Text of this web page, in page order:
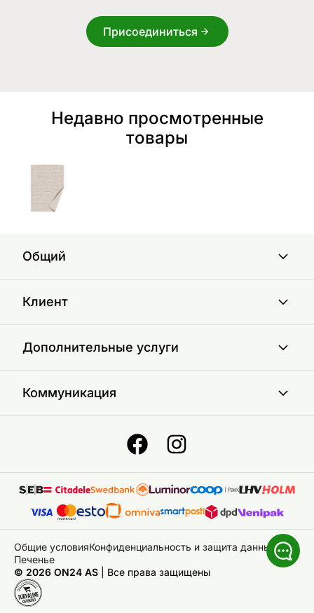
Присоединиться
Недавно просмотренные
товары
Общий
Клиент
Дополнительные услуги
Коммуникация
© 2026 ON24 AS Bce права защищены
Общие условияКонфиденциальность и защита данных
Печенье